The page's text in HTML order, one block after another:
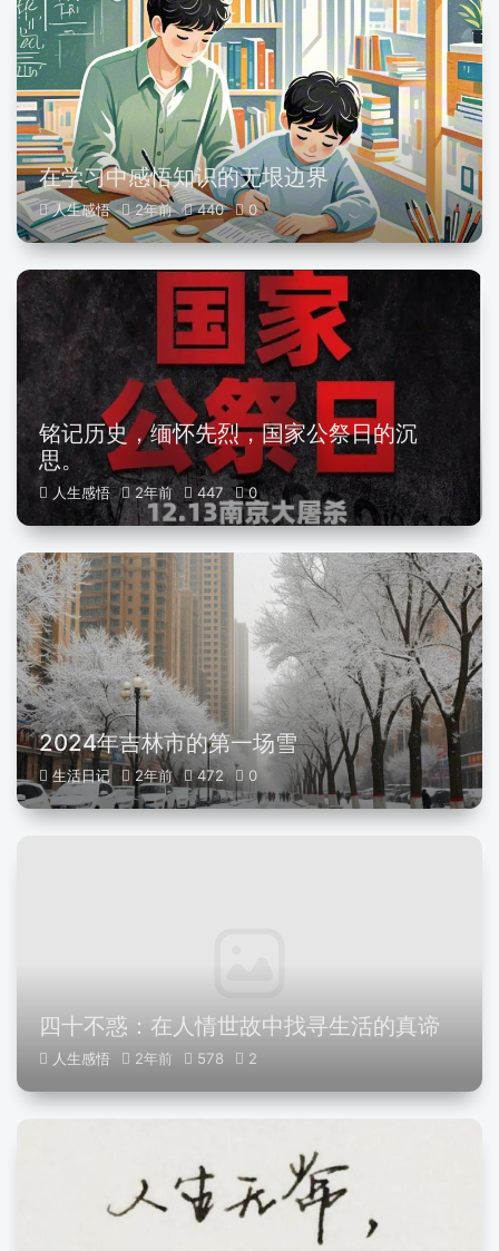
在学习中感悟知识的无垠边界
人生感悟 2年前 440 0
铭记历史，缅怀先烈，国家公祭日的沉
思。
人生感悟 2年前 447 0
2024年吉林市的第一场雪
生活日记 2年前 472 0
四十不惑：在人情世故中找寻生活的真谛
人生感悟 2年前 578 2